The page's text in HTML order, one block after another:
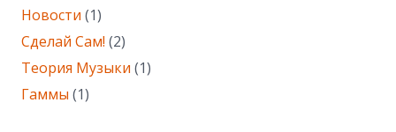
Новости (1)
Сделай Сам! (2)
Теория Музыки (1)
Гаммы (1)